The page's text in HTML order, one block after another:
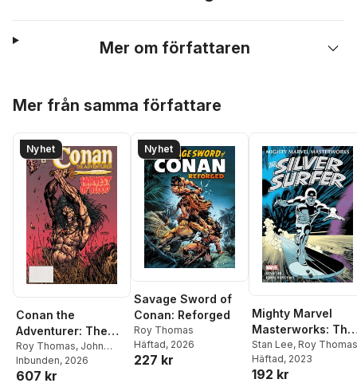
Mer om författaren
Mer från samma författare
Nyhet
Conan the
Adventurer: The
Original Comics
Years Omnibus Vol.
1
Roy Thomas, John
Watkiss
Inbunden, 2026
607 kr
Nyhet
Savage Sword of
Conan: Reforged
Roy Thomas
Häftad, 2026
227 kr
Mighty Marvel
Masterworks: The
Silver Surfer Vol. 1
-
Stan Lee, Roy Thomas
Häftad, 2023
192 kr